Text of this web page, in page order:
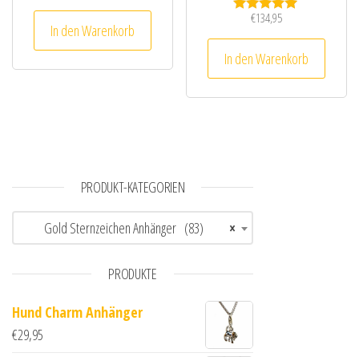
In den Warenkorb
Bewertet mit
€134,95
In den Warenkorb
PRODUKT-KATEGORIEN
×
Gold Sternzeichen Anhänger (83)
PRODUKTE
Hund Charm Anhänger
€29,95